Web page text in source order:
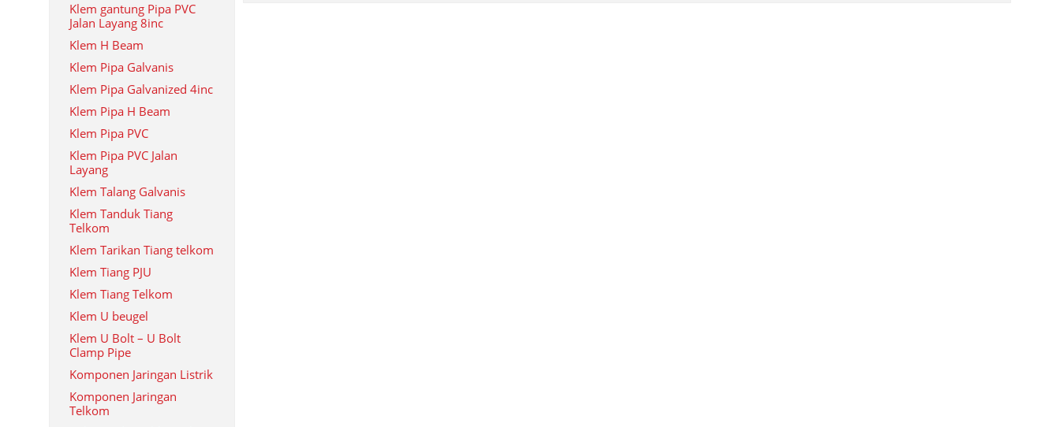
Klem gantung Pipa PVC
Jalan Layang 8inc
Klem H Beam
Klem Pipa Galvanis
Klem Pipa Galvanized 4inc
Klem Pipa H Beam
Klem Pipa PVC
Klem Pipa PVC Jalan
Layang
Klem Talang Galvanis
Klem Tanduk Tiang
Telkom
Klem Tarikan Tiang telkom
Klem Tiang PJU
Klem Tiang Telkom
Klem U beugel
Klem U Bolt – U Bolt
Clamp Pipe
Komponen Jaringan Listrik
Komponen Jaringan
Telkom